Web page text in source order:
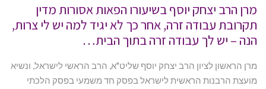
מרן הרב יצחק יוסף בשיעורו הפאות אסורות מדין
תקרובת עבודה זרה, אחר כך לא יגיד למה יש לי צרות,
הנה – יש לך עבודה זרה בתוך הבית…
מרן הראשון לציון הרב יצחק יוסף שליט"א, הרב הראשי לישראל, ונשיא
מועצת הרבנות הראשית לישראל בפסק חד משמעי בפסק הלכתי